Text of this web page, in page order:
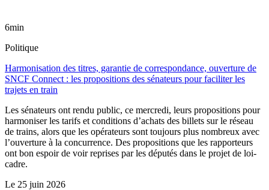
6min
Politique
Harmonisation des titres, garantie de correspondance, ouverture de
SNCF Connect : les propositions des sénateurs pour faciliter les
trajets en train
Les sénateurs ont rendu public, ce mercredi, leurs propositions pour
harmoniser les tarifs et conditions d’achats des billets sur le réseau
de trains, alors que les opérateurs sont toujours plus nombreux avec
l’ouverture à la concurrence. Des propositions que les rapporteurs
ont bon espoir de voir reprises par les députés dans le projet de loi-
cadre.
Le 25 juin 2026